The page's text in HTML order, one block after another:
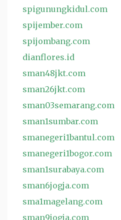
spigunungkidul.com
spijember.com
spijombang.com
dianflores.id
sman48jkt.com
sman26jkt.com
sman03semarang.com
sman1sumbar.com
smanegeri1bantul.com
smanegeri1bogor.com
sman1surabaya.com
sman6jogja.com
sma1magelang.com
sman9jogja.com